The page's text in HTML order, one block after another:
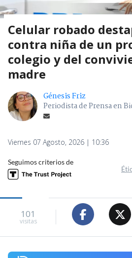
Celular robado
contra niña de un
colegio y del
madre
Génesis Friz
Periodista de Prensa en
Viernes 07 Agosto, 2026 | 10:36
Seguimos criterios de
101
visitas